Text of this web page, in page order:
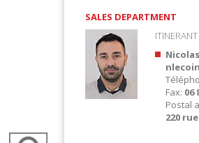
SALES DEPARTMENT
Fax: 06
Postal
220